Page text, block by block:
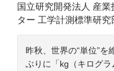
国立研究開発法人 産
ター 工学計測標準研究
昨秋、世界の“単位”
ぶりに「kg（キログ